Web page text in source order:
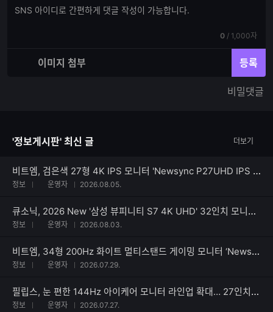
글댓
현
0 / 전
체
능
수
1,000자
이미지 첨부 등록
비밀댓글
'정보게시판' 최신 글 더보기
비트엠, 검은색 27형 4K IPS 모니터 'Newsync P27UHD IPS 4K HDR 블랙' 출시
정보 운영자 2026.08.05.
큐소닉, 2026 New '삼성 뷰피니티 S7 4K UHD' 32인치 모니터 출시
정보 운영자 2026.08.03.
비트엠, 34형 200Hz 화이트 멀티스탠드 게이밍 모니터 ‘Newsync X3420QW’ 출시
정보 운영자 2026.07.29.
필립스, 눈 편한 144Hz 아이케어 모니터 라인업 확대… 27인치 ‘27B2N2200G’ 출시
정보 운영자 2026.07.27.